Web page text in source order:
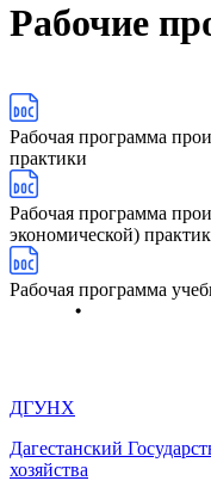
Рабочие
Рабочая программа
практики
Рабочая программа
экономической)
Рабочая программа
ДГУНХ
Дагестанский
хозяйства